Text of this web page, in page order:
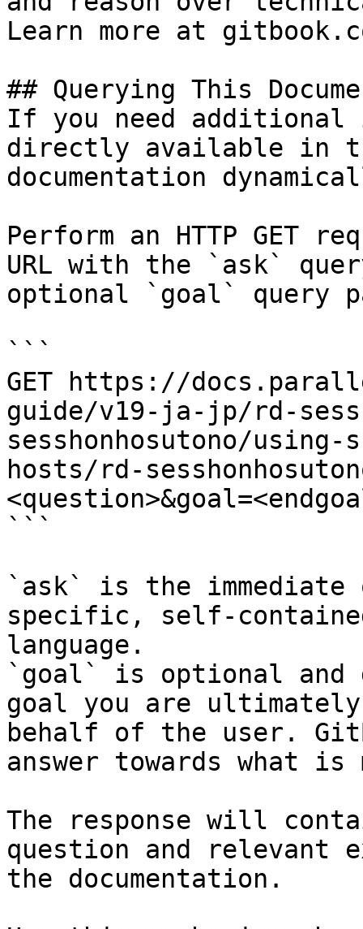
Learn more at
## Querying This
If you need
directly available in
documentation
Perform an HTTP GET
URL with the `ask`
optional `goal` query
```
GET https://
guide/v19-ja-jp/rd-
sesshonhosutono/
hosts/rd-
```
`ask` is the
specific, self-
language.
`goal` is optional and
goal you are
behalf of the user.
answer towards what
The response will
question and relevant
the documentation.